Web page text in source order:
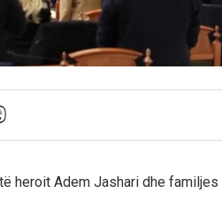
heroit Adem Jashari dhe familjes